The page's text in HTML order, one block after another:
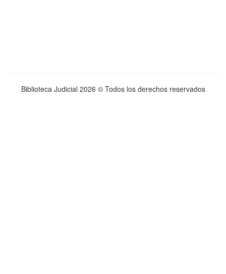
Biblioteca Judicial 2026 © Todos los derechos reservados